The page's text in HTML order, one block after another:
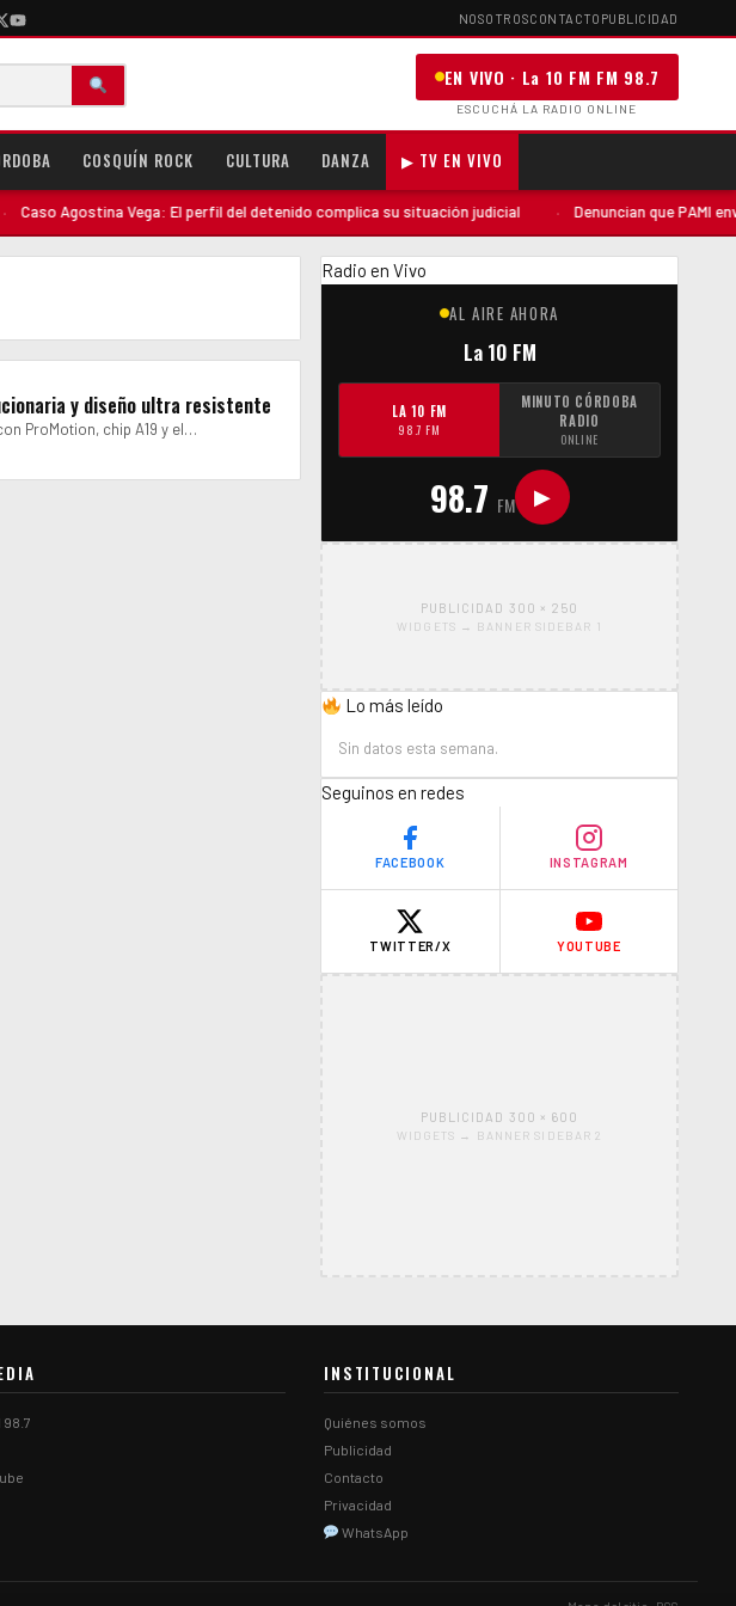
NOSOTROSCONTACTO PUBLICIDAD
EN VIVO · La 10 FM FM 98.7
ESCUCHÁ LA RADIO ONLINE
COSQUÍN ROCK CULTURA DANZA ▶ TV EN VIVO
Caso Agostina Vega: El perfil del detenido complica su situación judicial Denuncian que PAMI
y diseño ultra resistente
ProMotion, chip A19 y el…
Radio en Vivo
AL AIRE AHORA
La 10 FM
LA 10 FM
98.7 FM
MINUTO CÓRDOBA
RADIO
ONLINE
98.7 FM ▶
PUBLICIDAD 300 × 250
WIDGETS → BANNER SIDEBAR 1
Lo más leído
Sin datos esta semana.
Seguinos en redes
FACEBOOK INSTAGRAM
TWITTER/X YOUTUBE
PUBLICIDAD 300 × 600
WIDGETS → BANNER SIDEBAR 2
98.7
INSTITUCIONAL
Quiénes somos
Publicidad
Contacto
Privacidad
WhatsApp